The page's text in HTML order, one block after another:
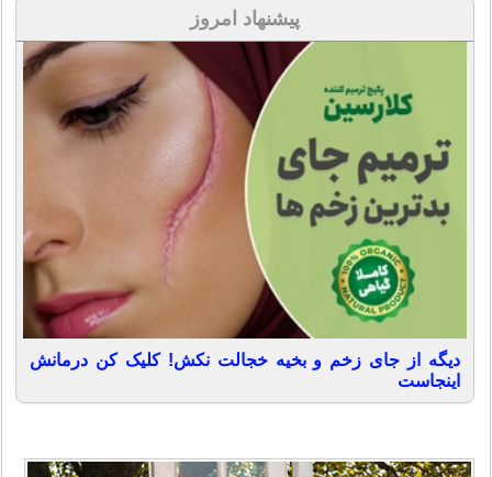
پیشنهاد امروز
دیگه از جای زخم و بخیه خجالت نکش! کلیک کن درمانش
اینجاست